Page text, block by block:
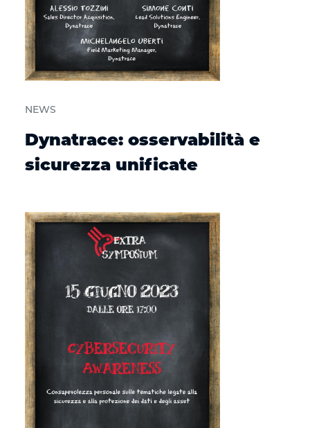
NEWS
Dynatrace: osservabilità e
sicurezza unificate